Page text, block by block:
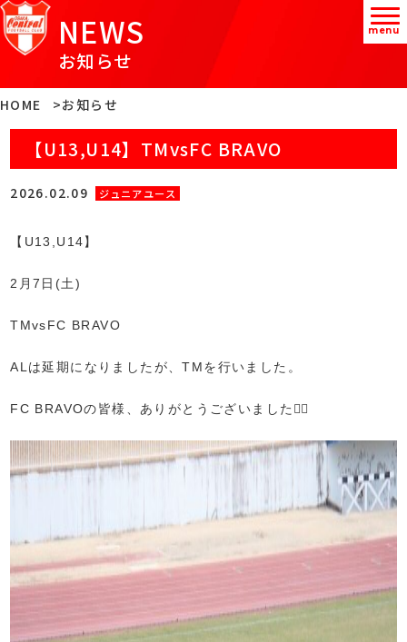
NEWS
お知らせ
HOME お知らせ
【U13,U14】TMvsFC BRAVO
2026.02.09 ジュニアユース
【U13,U14】
2月7日(土)
TMvsFC BRAVO
ALは延期になりましたが、TMを行いました。
FC BRAVOの皆様、ありがとうございました🙇‍♂️
menu